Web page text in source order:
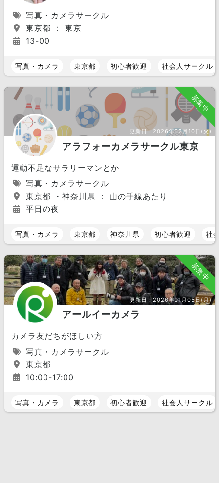
写真・カメラサークル
東京都 ： 東京
13-00
写真・カメラ 東京都 初心者歓迎 社会人サークル
募集中
更新日： 2026年02月10日(火)
アラフォーカメラサークル東京
運動不足なサラリーマンとか
写真・カメラサークル
東京都 ・神奈川県 ： 山の手線あたり
平日の夜
写真・カメラ 東京都 神奈川県 初心者歓迎 社
募集中
更新日：2026年01月05日(月)
アールイーカメラ
カメラ友だちがほしい方
写真・カメラサークル
東京都
10:00-17:00
写真・カメラ 東京都 初心者歓迎 社会人サークル